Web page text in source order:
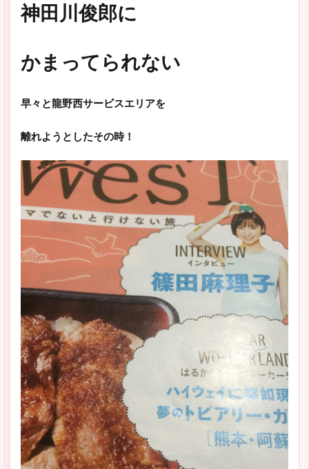
神田川俊郎に
かまってられない
早々と龍野西サービスエリアを
離れようとしたその時！